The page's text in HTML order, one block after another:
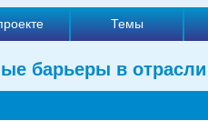
Темы
барьеры в отрасли